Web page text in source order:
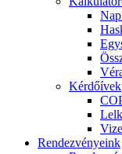
Kérdőívek
Rendezvényeink